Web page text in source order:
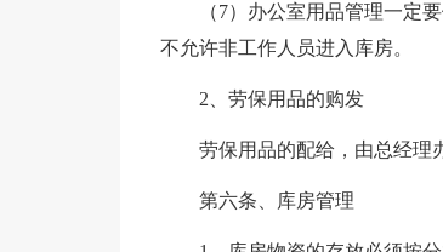
（7）办公室用品管理一定
不允许非工作人员进入库房。
2、劳保用品的购发
劳保用品的配给，由总经理
第六条、库房管理